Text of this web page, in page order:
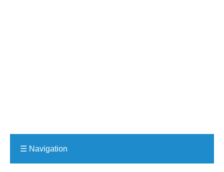
☰ Navigation